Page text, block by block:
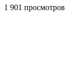
1 901 просмотров